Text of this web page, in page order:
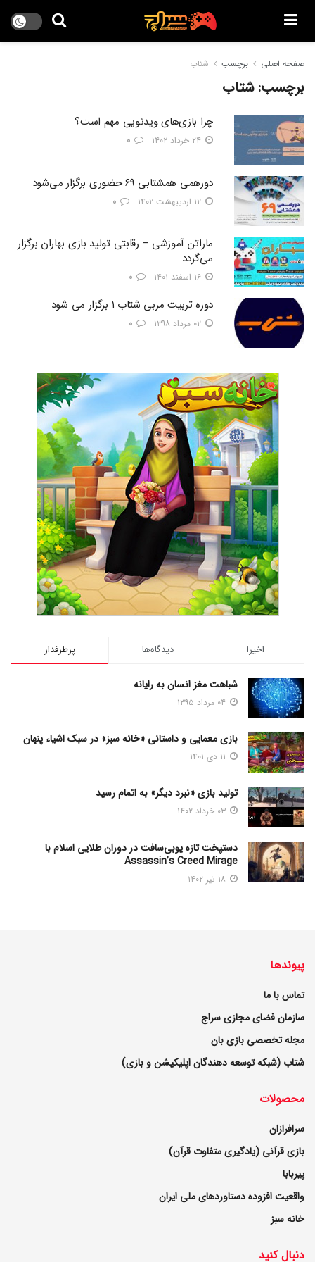
صفحه اصلی برچسب شتاب
برچسب:شتاب
چرا بازی‌های ویدئویی مهم است؟
دورهمی همشتابی ۶۹ حضوری برگزار می‌شود
ماراتن آموزشی – رقابتی تولید بازی بهاران برگزار
می‌گردد
دوره تربیت مربی شتاب ۱ برگزار می شود
پرطرفدار دیدگاه‌ها اخیرا
شباهت مغز انسان به رایانه
بازی معمایی و داستانی «خانه سبز» در سبک اشیاء پنهان
تولید بازی «نبرد دیگر» به اتمام رسید
دستپخت تازه یوبی‌سافت در دوران طلایی اسلام با
Assassin’s Creed Mirage
پیوندها
تماس با ما
سازمان فضای مجازی سراج
مجله تخصصی بازی بان
شتاب (شبکه توسعه دهندگان اپلیکیشن و بازی)
محصولات
سرافرازان
بازی قرآنی (یادگیری متفاوت قرآن)
پیربابا
واقعیت افزوده دستاوردهای ملی ایران
خانه سبز
دنبال کنید